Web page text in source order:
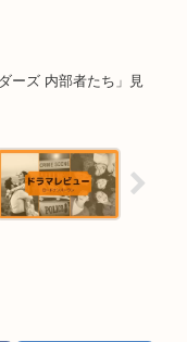
ーズ 内部者たち」見